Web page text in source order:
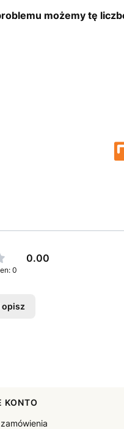
możemy tę
0.00
0
opisz
KONTO